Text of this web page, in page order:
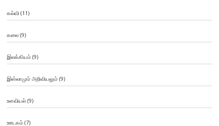
கல்வி (11)
கலை(9)
இலக்கியம்(9)
இஸ்லாமும் அறிவியலும்(9)
உளவியல்(9)
ஊடகம்(7)